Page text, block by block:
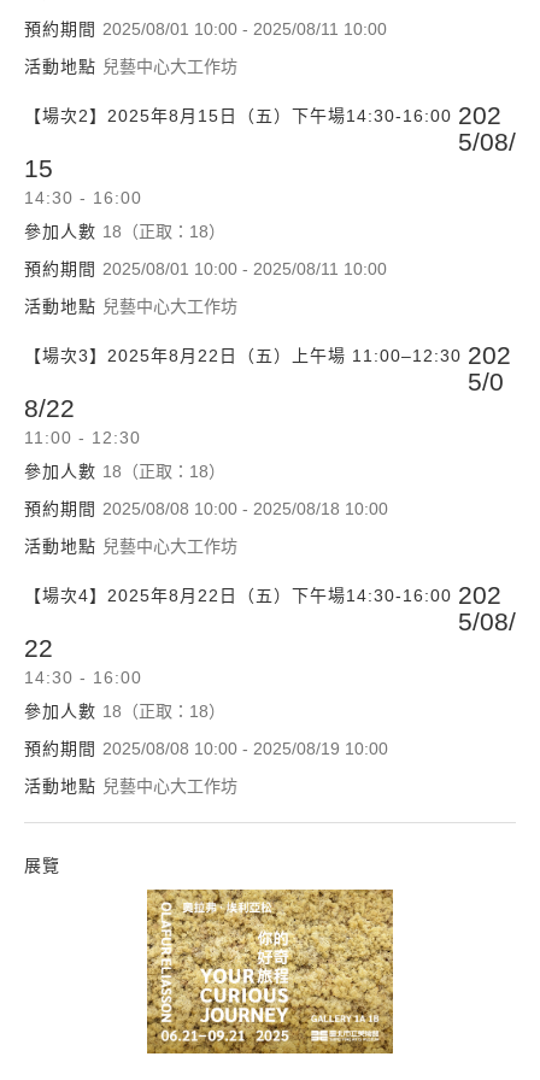
預約期間 2025/08/01 10:00 - 2025/08/11 10:00
活動地點 兒藝中心大工作坊
【場次2】2025年8月15日（五）下午場14:30-16:00 202
5/08/
15
14:30 - 16:00
參加人數 18（正取：18）
預約期間 2025/08/01 10:00 - 2025/08/11 10:00
活動地點 兒藝中心大工作坊
【場次3】2025年8月22日（五）上午場 11:00–12:30 202
5/0
8/22
11:00 - 12:30
參加人數 18（正取：18）
預約期間 2025/08/08 10:00 - 2025/08/18 10:00
活動地點 兒藝中心大工作坊
【場次4】2025年8月22日（五）下午場14:30-16:00 202
5/08/
22
14:30 - 16:00
參加人數 18（正取：18）
預約期間 2025/08/08 10:00 - 2025/08/19 10:00
活動地點 兒藝中心大工作坊
展覽
奧拉弗．埃利亞松：